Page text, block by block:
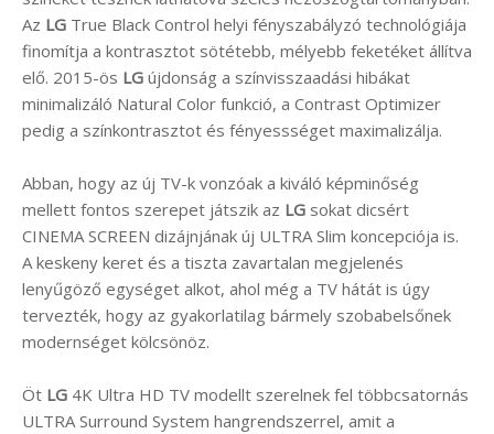
Az LG True Black Control helyi fényszabályzó technológiája
finomítja a kontrasztot sötétebb, mélyebb feketéket állítva
elő. 2015-ös LG újdonság a színvisszaadási hibákat
minimalizáló Natural Color funkció, a Contrast Optimizer
pedig a színkontrasztot és fényessséget maximalizálja.
Abban, hogy az új TV-k vonzóak a kiváló képminőség
mellett fontos szerepet játszik az LG sokat dicsért
CINEMA SCREEN dizájnjának új ULTRA Slim koncepciója is.
A keskeny keret és a tiszta zavartalan megjelenés
lenyűgöző egységet alkot, ahol még a TV hátát is úgy
tervezték, hogy az gyakorlatilag bármely szobabelsőnek
modernséget kölcsönöz.
Öt LG 4K Ultra HD TV modellt szerelnek fel többcsatornás
ULTRA Surround System hangrendszerrel, amit a